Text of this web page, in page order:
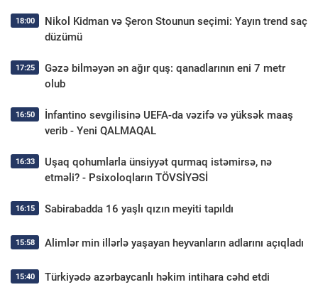
18:00
Nikol Kidman və Şeron Stounun seçimi: Yayın trend saç
düzümü
17:25
Gəzə bilməyən ən ağır quş: qanadlarının eni 7 metr
olub
16:50
İnfantino sevgilisinə UEFA-da vəzifə və yüksək maaş
verib - Yeni QALMAQAL
16:33
Uşaq qohumlarla ünsiyyət qurmaq istəmirsə, nə
etməli? - Psixoloqların TÖVSİYƏSİ
16:15 Sabirabadda 16 yaşlı qızın meyiti tapıldı
15:58 Alimlər min illərlə yaşayan heyvanların adlarını açıqladı
15:40 Türkiyədə azərbaycanlı həkim intihara cəhd etdi